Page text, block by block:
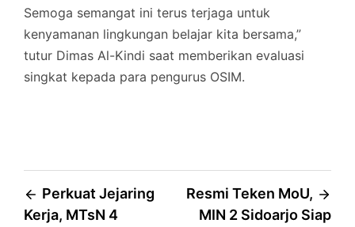
Semoga semangat ini terus terjaga untuk
kenyamanan lingkungan belajar kita bersama,”
tutur Dimas Al-Kindi saat memberikan evaluasi
singkat kepada para pengurus OSIM.
Post
Perkuat Jejaring
Kerja, MTsN 4
Resmi Teken MoU,
MIN 2 Sidoarjo Siap